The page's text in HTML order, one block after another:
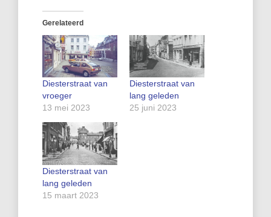
Gerelateerd
Diesterstraat van
vroeger
13 mei 2023
Diesterstraat van
lang geleden
25 juni 2023
Diesterstraat van
lang geleden
15 maart 2023